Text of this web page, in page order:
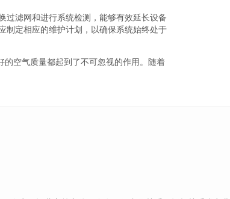
过滤网和进行系统检测，能够有效延长设备
制定相应的维护计划，以确保系统始终处于
空气质量都起到了不可忽视的作用。随着